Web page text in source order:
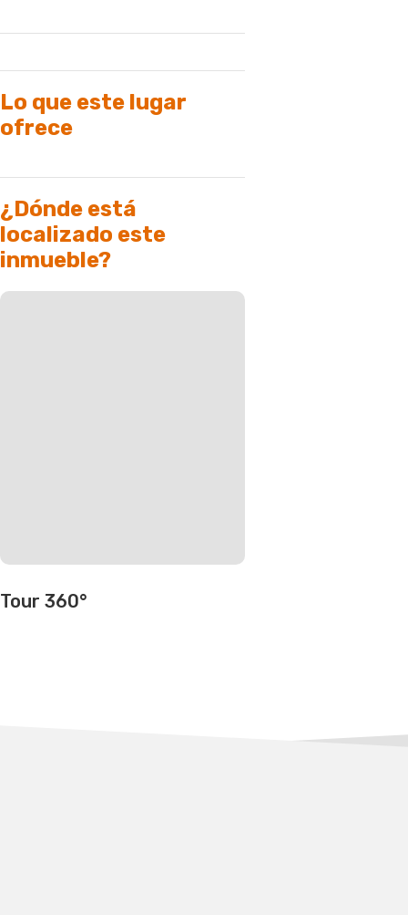
Lo que este lugar
ofrece
¿Dónde está
localizado este
inmueble?
Tour 360°